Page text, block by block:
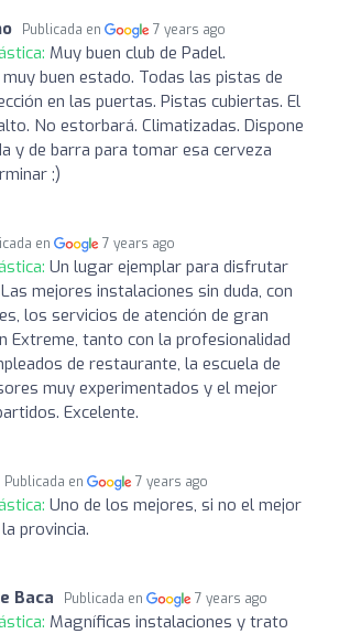
Publicada en 7 years ago
Muy buen club de Padel.
buen estado. Todas las pistas de
en las puertas. Pistas cubiertas. El
No estorbará. Climatizadas. Dispone
y de barra para tomar esa cerveza
;)
en 7 years ago
Un lugar ejemplar para disfrutar
mejores instalaciones sin duda, con
los servicios de atención de gran
Extreme, tanto con la profesionalidad
de restaurante, la escuela de
muy experimentados y el mejor
Excelente.
Publicada en 7 years ago
Uno de los mejores, si no el mejor
provincia.
Baca Publicada en 7 years ago
Magníficas instalaciones y trato